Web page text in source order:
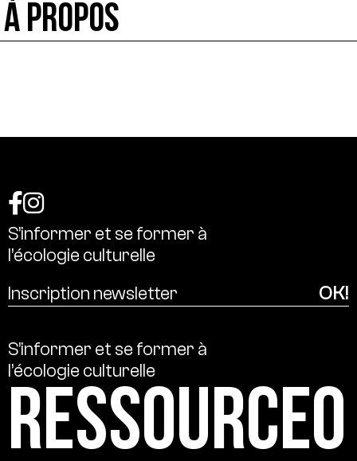
À PROPOS
S’informer et se former à
l’écologie culturelle
S’informer et se former à
l’écologie culturelle
Ressource0